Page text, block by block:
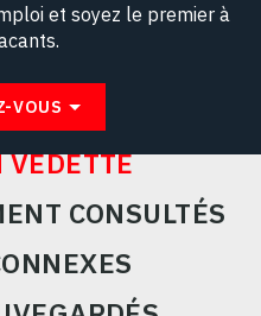
et soyez le premier à
VOUS
VEDETTE
CONSULTÉS